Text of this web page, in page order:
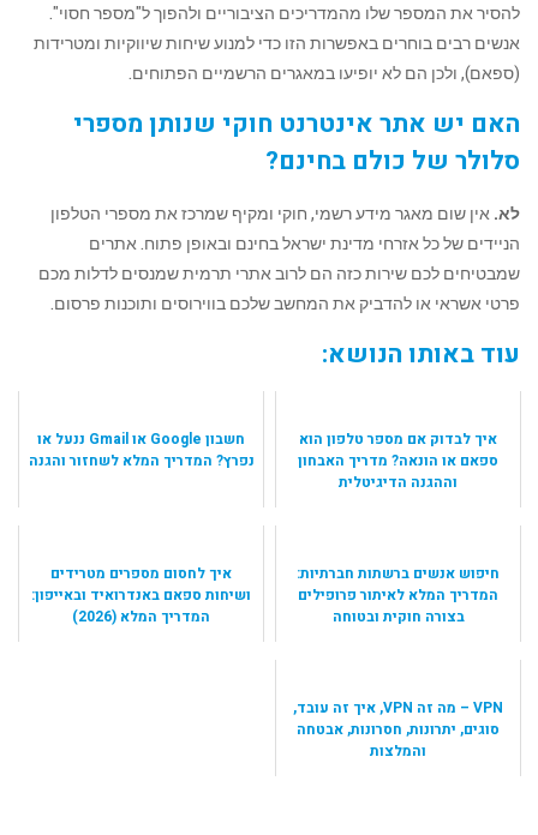
להסיר את המספר שלו מהמדריכים הציבוריים ולהפוך ל"מספר חסוי".
אנשים רבים בוחרים באפשרות הזו כדי למנוע שיחות שיווקיות ומטרידות
(ספאם), ולכן הם לא יופיעו במאגרים הרשמיים הפתוחים.
האם יש אתר אינטרנט חוקי שנותן מספרי
סלולר של כולם בחינם?
לא. אין שום מאגר מידע רשמי, חוקי ומקיף שמרכז את מספרי הטלפון
הניידים של כל אזרחי מדינת ישראל בחינם ובאופן פתוח. אתרים
שמבטיחים לכם שירות כזה הם לרוב אתרי תרמית שמנסים לדלות מכם
פרטי אשראי או להדביק את המחשב שלכם בווירוסים ותוכנות פרסום.
עוד באותו הנושא:
איך לבדוק אם מספר טלפון הוא
ספאם או הונאה? מדריך האבחון
וההגנה הדיגיטלית
חשבון Google או Gmail ננעל או
נפרץ? המדריך המלא לשחזור והגנה
חיפוש אנשים ברשתות חברתיות:
המדריך המלא לאיתור פרופילים
בצורה חוקית ובטוחה
איך לחסום מספרים מטרידים
ושיחות ספאם באנדרואיד ובאייפון:
המדריך המלא (2026)
VPN – מה זה VPN, איך זה עובד,
סוגים, יתרונות, חסרונות, אבטחה
והמלצות